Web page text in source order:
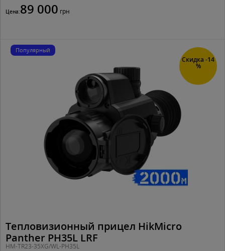
Цена:89 000 грн
Скидка -14
%
Популярный
Тепловизионный прицел HikMicro
Panther PH35L LRF
HM-TR23-35XG/WL-PH35L